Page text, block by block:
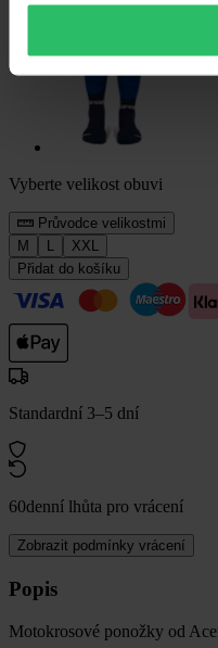
Vyberte velikost obuvi
Průvodce velikostmi
M
L
XXL
Přidat do košíku
Standardní 3–5 dní
60denní lhůta pro vrácení
Zobrazit podmínky vrácení
Popis
Motokrosové ponožky od